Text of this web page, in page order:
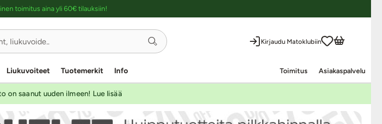
toimitus aina yli 60€ tilauksiin!
Kirjaudu Matoklubiin
Liukuvoiteet Tuotemerkit Info Toimitus Asiakaspalvelu
on saanut uuden ilmeen! Lue lisää